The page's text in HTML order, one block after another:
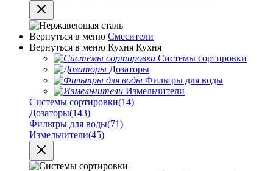
Вернуться в меню Смесители
Вернуться в меню Кухня Кухня
Системы сортировки
Дозаторы
Фильтры для воды
Измельчители
Системы сортировки(14)
Дозаторы(143)
Фильтры для воды(71)
Измельчители(45)